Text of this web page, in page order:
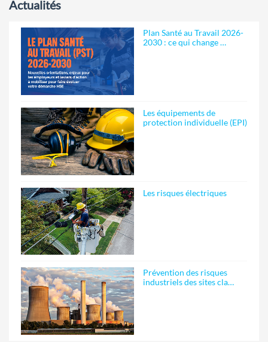
Actualités
Plan Santé au Travail 2026-
2030 : ce qui change …
Les équipements de
protection individuelle (EPI)
Les risques électriques
Prévention des risques
industriels des sites cla…